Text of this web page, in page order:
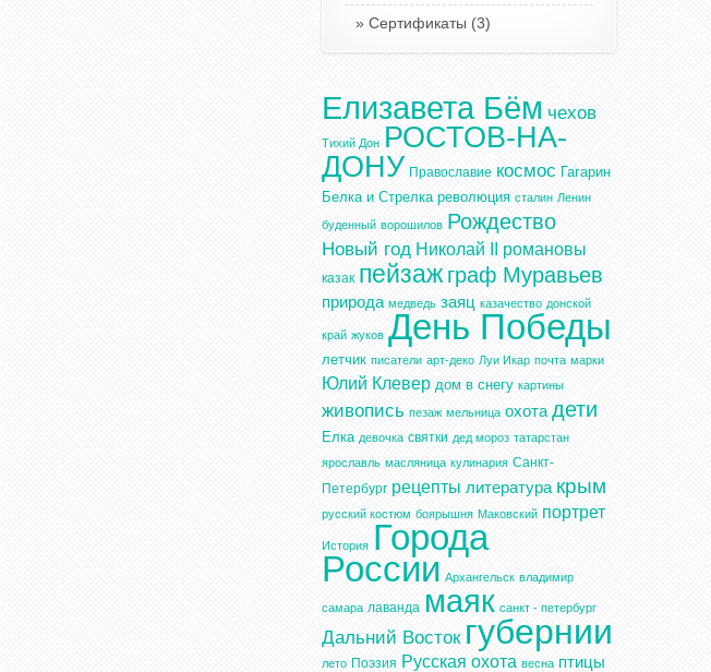
Сертификаты (3)
Елизавета Бём чехов
Тихий Дон РОСТОВ-НА-
ДОНУ Православие космос Гагарин
Белка и Стрелка революция сталин Ленин
буденный ворошилов Рождество
Новый год Николай II романовы
казак пейзаж граф Муравьев
природа медведь заяц казачество донской
край жуков День Победы
летчик писатели арт-деко Луи Икар почта марки
Юлий Клевер дом в снегу картины
живопись пезаж мельница охота дети
Елка девочка святки дед мороз татарстан
ярославль масляница кулинария Санкт-
Петербург рецепты литература крым
русский костюм боярышня Маковский портрет
История Города
России Архангельск владимир
самара лаванда маяк санкт - петербург
Дальний Восток губернии
лето Поэзия Русская охота весна птицы